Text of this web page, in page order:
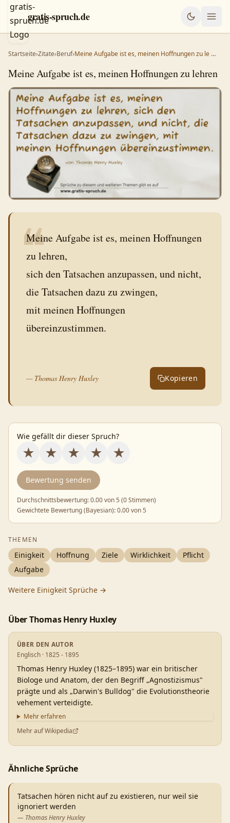
gratis-spruch.de
Startseite›Zitate›Beruf›Meine Aufgabe ist es, meinen Hoffnungen zu le …
Meine Aufgabe ist es, meinen Hoffnungen zu lehren
❝
Meine Aufgabe ist es, meinen Hoffnungen
zu lehren,
sich den Tatsachen anzupassen, und nicht,
die Tatsachen dazu zu zwingen,
mit meinen Hoffnungen
übereinzustimmen.
— Thomas Henry Huxley Kopieren
Wie gefällt dir dieser Spruch?
★ ★ ★ ★ ★
Bewertung senden
Durchschnittsbewertung:0.00von 5 (0 Stimmen)
Gewichtete Bewertung (Bayesian):0.00von 5
THEMEN
Einigkeit Hoffnung Ziele Wirklichkeit
Pflicht
Aufgabe
Weitere Einigkeit Sprüche →
ÜberThomas Henry Huxley
ÜBER DEN AUTOR
Englisch · 1825 - 1895
Thomas Henry Huxley (1825–1895) war ein britischer
Biologe und Anatom, der den Begriff „Agnostizismus"
prägte und als „Darwin's Bulldog" die Evolutionstheorie
vehement verteidigte.
Mehr erfahren
Mehr auf Wikipedia
Ähnliche Sprüche
Tatsachen hören nicht auf zu existieren, nur weil sie
ignoriert werden
— Thomas Henry Huxley